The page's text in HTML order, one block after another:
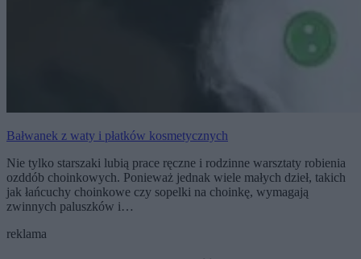
Bałwanek z waty i płatków kosmetycznych
Nie tylko starszaki lubią prace ręczne i rodzinne warsztaty robienia
ozddób choinkowych. Ponieważ jednak wiele małych dzieł, takich
jak łańcuchy choinkowe czy sopelki na choinkę, wymagają
zwinnych paluszków i…
reklama